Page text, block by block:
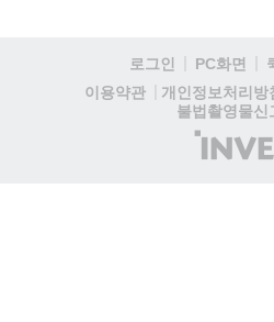
로그인 PC화면
이용약관
개인정보처리방
불법촬영물신
(주)
인